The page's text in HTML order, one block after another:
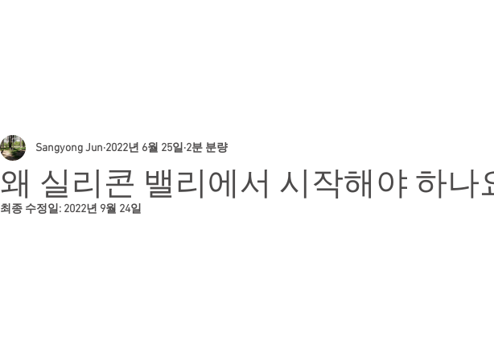
왜 실리콘 밸리에서 시작해야 하나
Sangyong Jun 2022년 6월 25일 2분 분량
최종 수정일: 2022년 9월 24일